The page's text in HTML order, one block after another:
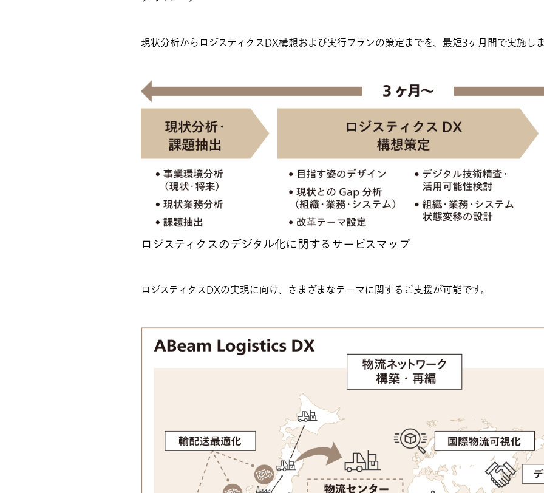
現状分析からロジスティクスDX構想および実行プランの策定までを、最短3ヶ月間で実施し
ロジスティクスのデジタル化に関するサービスマップ
ロジスティクスDXの実現に向け、さまざまなテーマに関するご支援が可能です。